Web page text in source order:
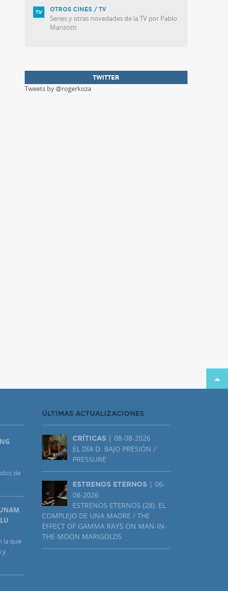
OTROS CINES / TV
Series y otras novedades de la TV por Pablo
Manzotti
TWITTER
Tweets by @rogerkoza
de
la que
y
ÚLTIMAS ACTUALIZACIONES
CRÍTICAS | 08-08-2026
EL DÍA D: BAJO PRESIÓN /
PRESSURE
ESTRENOS ETERNOS | 06-
08-2026
ESTRENOS ETERNOS (28): EL
COMPLEJO DE UNA MADRE / THE
EFFECT OF GAMMA RAYS ON MAN-IN-
THE-MOON MARIGOLDS